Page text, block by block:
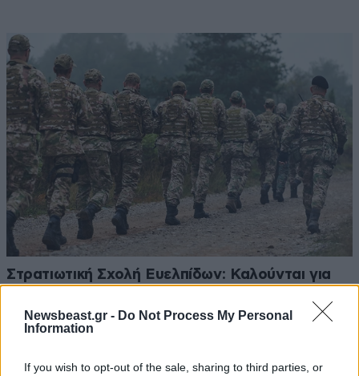
Newsbeast.gr - Do Not Process My Personal
Information
If you wish to opt-out of the sale, sharing to third parties, or
Στρατιωτική Σχολή Ευελπίδων: Καλούνται για